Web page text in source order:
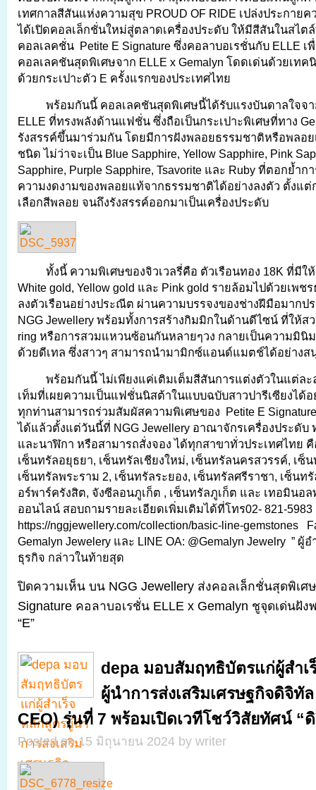
เทศกาลสีสันแห่งความสุข PROUD OF RIDE เปล่งประกาย
ได้เปิดคอลเล็กชั่นใหม่สู่ตลาดเครื่องประดับ ให้มีสีสันในสไต
คอลเลคชั่น Petite E Signature ซึ่งคอลาบอเรชั่นกับ ELLE เ
คอลเลคชันสุดพิเศษจาก ELLE x Gemalyn โดดเด่นด้วยเทค
ด้วยกระเปาะตัว E ครั้งแรกของประเทศไทย
พร้อมกันนี้ คอลเลคชันสุดพิเศษนี้ได้รับแรงบันดาลใจจ
ELLE ที่ทรงพลังด้านแฟชั่น ซึ่งถือเป็นกระเปาะพิเศษที่ทาง
รังสรรค์ขึ้นมาร่วมกัน โดยมีการฝังพลอยธรรมชาติหรือพลอย
ชนิด ไม่ว่าจะเป็น Blue Sapphire, Yellow Sapphire, Pink
Sapphire, Purple Sapphire, Tsavorite และ Ruby ที่ตอกย้ำก
ความงดงามของพลอยแท้จากธรรมชาติได้อย่างลงตัว ตั้งแ
เลือกสีพลอย จนถึงรังสรรค์ออกมาเป็นเครื่องประดับ
ทั้งนี้ ความพิเศษของจิวเวลรี่คือ ตัวเรือนทอง 18K ที่มีใ
White gold, Yellow gold และ Pink gold รายล้อมไปด้วยเพช
ลงตัวเรือนอย่างประณีต ผ่านความบรรจงของช่างฝีมือมากป
NGG Jewellery พร้อมทั้งการสร้างกิมมิกในด้านดีไซน์ ที่ให้ส
ring หรือการสวมแหวนซ้อนกันหลายๆวง กลายเป็นความมินิ
ด้วยดีเทล ซึ่งสาวๆ สามารถนำมามิกซ์แอนด์แมตช์ได้อย่างส
พร้อมกันนี้ ไม่เพียงแค่เติมเต็มสีสันการแต่งตัวในแต่ละ
เท็มที่เผยความเป็นแฟชั่นนิสต้าในแบบฉบับสาวปารีเซียงได้
ทุกท่านสามารถร่วมสัมผัสความพิเศษของ Petite E
ได้แล้วตั้งแต่วันนี้ที่ NGG Jewellery อาณาจักรเครื่องประดั
และนาฬิกา หรือสามารถสั่งจอง ได้ทุกสาขาทั่วประเทศไทย คื
เซ็นทรัลอยุธยา, เซ็นทรัลเชียงใหม่, เซ็นทรัลนครสวรรค์, เซ็
เซ็นทรัลพระราม 2, เซ็นทรัลระยอง, เซ็นทรัลศรีราชา, เซ็นทรั
อร์พาร์ครังสิต, จังซีลอนภูเก็ต , เซ็นทรัลภูเก็ต และ เทอมินอ
ออนไลน์ สอบถามรายละเอียดเพิ่มเติมได้ที่โทร02- 821-
https://nggjewellery.com/collection/basic-line-gemstones
Gemalyn Jewelery และ LINE OA: @Gemalyn Jewelry ” ผู้
ธุรกิจ กล่าวในท้ายสุด
ปิดความเห็น บน NGG Jewellery ส่งคอลเล็กชั่นสุดพิเศ
Signature คอลาบอเรชั่น ELLE x Gemalyn ชูจุดเด่นฝัง
“E”
depa มอบสัมฤทธิบัตรแก่ผู้สำเ
ผู้นำการส่งเสริมเศรษฐกิจดิจิทั
CEO) รุ่นที่ 7 พร้อมเปิดเวทีโชว์วิสัยทัศน์ “
Posted on 15 มิถุนายน 2024 by writer